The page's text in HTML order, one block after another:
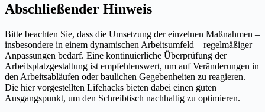
Abschließender Hinweis
Bitte beachten Sie, dass die Umsetzung der einzelnen Maßnahmen –
insbesondere in einem dynamischen Arbeitsumfeld – regelmäßiger
Anpassungen bedarf. Eine kontinuierliche Überprüfung der
Arbeitsplatzgestaltung ist empfehlenswert, um auf Veränderungen in
den Arbeitsabläufen oder baulichen Gegebenheiten zu reagieren.
Die hier vorgestellten Lifehacks bieten dabei einen guten
Ausgangspunkt, um den Schreibtisch nachhaltig zu optimieren.